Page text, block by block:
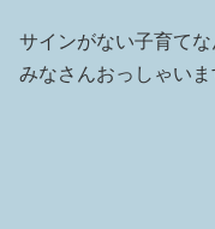
サインがない子育て
みなさんおっしゃい